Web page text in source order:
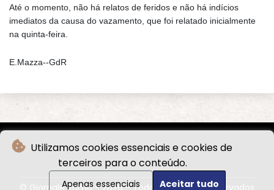
Utilizamos cookies essenciais e cookies de
terceiros para o conteúdo.
Apenas essenciais Aceitar tudo
Até o momento, não há relatos de feridos e não há indícios
imediatos da causa do vazamento, que foi relatado inicialmente
na quinta-feira.
E.Mazza--GdR